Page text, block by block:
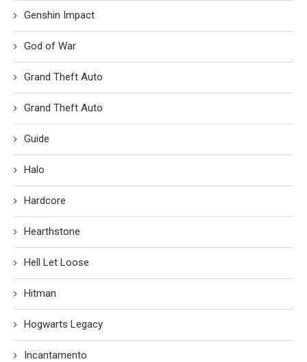
Genshin Impact
God of War
Grand Theft Auto
Grand Theft Auto
Guide
Halo
Hardcore
Hearthstone
Hell Let Loose
Hitman
Hogwarts Legacy
Incantamento